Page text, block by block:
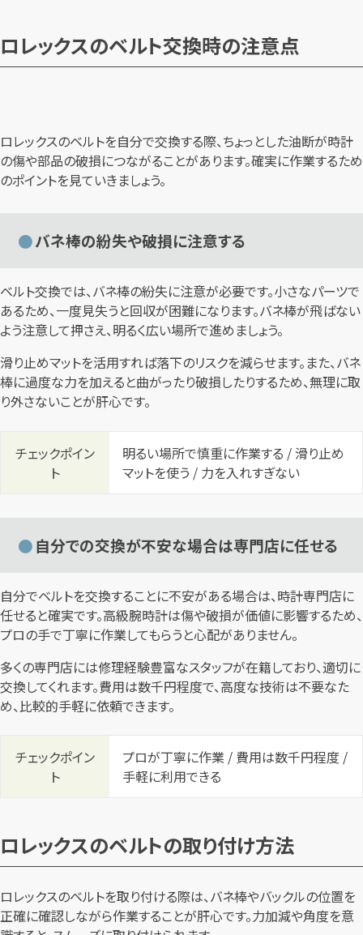
ロレックスのベルト交換時の注意点
ロレックスのベルトを自分で交換する際、ちょっとした油断が時計
の傷や部品の破損につながることがあります。確実に作業するため
のポイントを見ていきましょう。
バネ棒の紛失や破損に注意する
ベルト交換では、バネ棒の紛失に注意が必要です。小さなパーツで
あるため、一度見失うと回収が困難になります。バネ棒が飛ばない
よう注意して押さえ、明るく広い場所で進めましょう。
滑り止めマットを活用すれば落下のリスクを減らせます。また、バネ
棒に過度な力を加えると曲がったり破損したりするため、無理に取
り外さないことが肝心です。
チェックポイン
ト
明るい場所で慎重に作業する / 滑り止め
マットを使う / 力を入れすぎない
自分での交換が不安な場合は専門店に任せる
自分でベルトを交換することに不安がある場合は、時計専門店に
任せると確実です。高級腕時計は傷や破損が価値に影響するため、
プロの手で丁寧に作業してもらうと心配がありません。
多くの専門店には修理経験豊富なスタッフが在籍しており、適切に
交換してくれます。費用は数千円程度で、高度な技術は不要なた
め、比較的手軽に依頼できます。
チェックポイン
ト
プロが丁寧に作業 / 費用は数千円程度 /
手軽に利用できる
ロレックスのベルトの取り付け方法
ロレックスのベルトを取り付ける際は、バネ棒やバックルの位置を
正確に確認しながら作業することが肝心です。力加減や角度を意